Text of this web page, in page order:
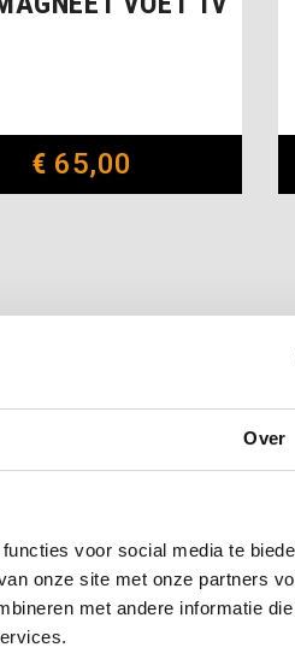
Over
voor social media te
onze site met onze partners
met andere informatie
€ 65,00